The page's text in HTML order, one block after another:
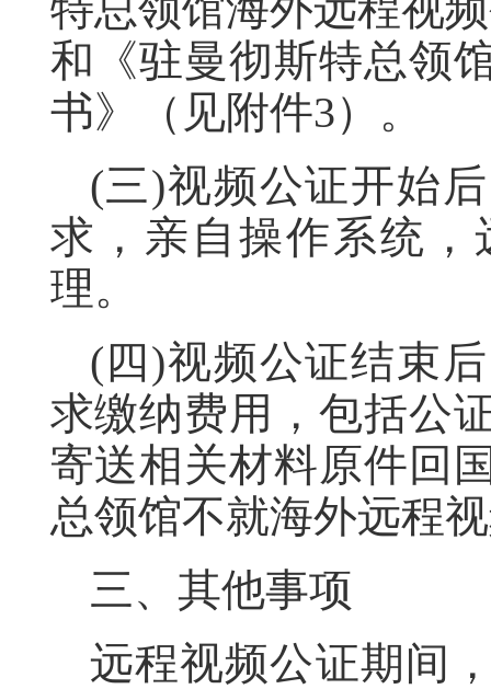
和《驻曼彻斯特总领
书》（见附件3）。
(三)视频公证开始
求，亲自操作系统
理。
(四)视频公证结束
求缴纳费用，包括公
寄送相关材料原件回
总领馆不就海外远程
三、其他事项
远程视频公证期间